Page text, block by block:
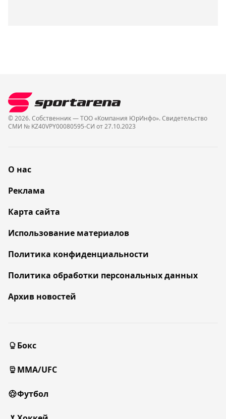
© 2026. Собственник — ТОО «Компания ЮрИнфо». Cвидетельство
СМИ № KZ40VPY00080595-СИ от 27.10.2023
О нас
Реклама
Карта сайта
Использование материалов
Политика конфиденциальности
Политика обработки персональных данных
Архив новостей
Бокс
MMA/UFC
Футбол